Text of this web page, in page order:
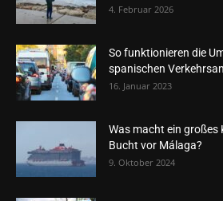
4. Februar 2026
So funktionieren die
spanischen
16. Januar 2023
Was macht ein
Bucht vor Málaga?
9. Oktober 2024